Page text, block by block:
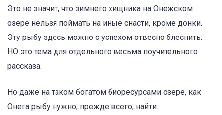
Это не значит, что зимнего хищника на Онежском
озере нельзя поймать на иные снасти, кроме донки.
Эту рыбу здесь можно с успехом отвесно блеснить.
НО это тема для отдельного весьма поучительного
рассказа.
Но даже на таком богатом биоресурсами озере, как
Онега рыбу нужно, прежде всего, найти.